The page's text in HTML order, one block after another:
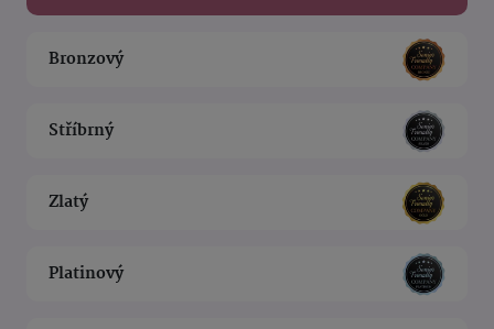
Bronzový
Stříbrný
Zlatý
Platinový